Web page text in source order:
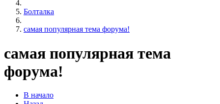
Болталка
самая популярная тема форума!
самая популярная тема
форума!
В начало